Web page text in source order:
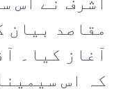
مقاصد بیان
آغاز کیا۔
کہ اس